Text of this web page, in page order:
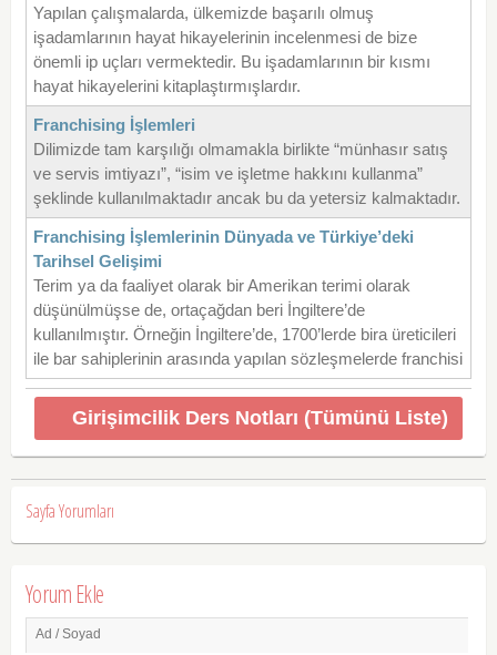
Yapılan çalışmalarda, ülkemizde başarılı olmuş
işadamlarının hayat hikayelerinin incelenmesi de bize
önemli ip uçları vermektedir. Bu işadamlarının bir kısmı
hayat hikayelerini kitaplaştırmışlardır.
Franchising İşlemleri
Dilimizde tam karşılığı olmamakla birlikte “münhasır satış
ve servis imtiyazı”, “isim ve işletme hakkını kullanma”
şeklinde kullanılmaktadır ancak bu da yetersiz kalmaktadır.
Franchising İşlemlerinin Dünyada ve Türkiye’deki
Tarihsel Gelişimi
Terim ya da faaliyet olarak bir Amerikan terimi olarak
düşünülmüşse de, ortaçağdan beri İngiltere’de
kullanılmıştır. Örneğin İngiltere’de, 1700’lerde bira üreticileri
ile bar sahiplerinin arasında yapılan sözleşmelerde franchisi
Girişimcilik Ders Notları (Tümünü Liste)
Sayfa Yorumları
Yorum Ekle
Ad / Soyad